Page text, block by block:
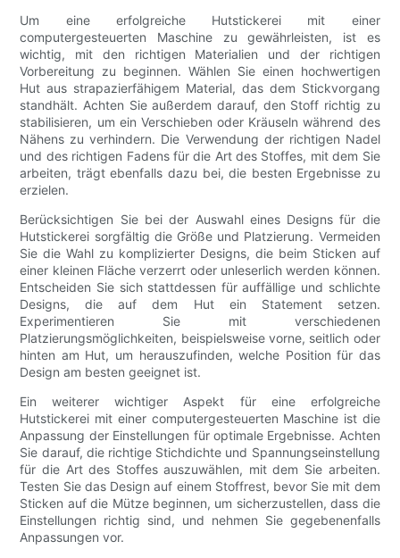
Um eine erfolgreiche Hutstickerei mit einer
computergesteuerten Maschine zu gewährleisten, ist es
wichtig, mit den richtigen Materialien und der richtigen
Vorbereitung zu beginnen. Wählen Sie einen hochwertigen
Hut aus strapazierfähigem Material, das dem Stickvorgang
standhält. Achten Sie außerdem darauf, den Stoff richtig zu
stabilisieren, um ein Verschieben oder Kräuseln während des
Nähens zu verhindern. Die Verwendung der richtigen Nadel
und des richtigen Fadens für die Art des Stoffes, mit dem Sie
arbeiten, trägt ebenfalls dazu bei, die besten Ergebnisse zu
erzielen.
Berücksichtigen Sie bei der Auswahl eines Designs für die
Hutstickerei sorgfältig die Größe und Platzierung. Vermeiden
Sie die Wahl zu komplizierter Designs, die beim Sticken auf
einer kleinen Fläche verzerrt oder unleserlich werden können.
Entscheiden Sie sich stattdessen für auffällige und schlichte
Designs, die auf dem Hut ein Statement setzen.
Experimentieren Sie mit verschiedenen
Platzierungsmöglichkeiten, beispielsweise vorne, seitlich oder
hinten am Hut, um herauszufinden, welche Position für das
Design am besten geeignet ist.
Ein weiterer wichtiger Aspekt für eine erfolgreiche
Hutstickerei mit einer computergesteuerten Maschine ist die
Anpassung der Einstellungen für optimale Ergebnisse. Achten
Sie darauf, die richtige Stichdichte und Spannungseinstellung
für die Art des Stoffes auszuwählen, mit dem Sie arbeiten.
Testen Sie das Design auf einem Stoffrest, bevor Sie mit dem
Sticken auf die Mütze beginnen, um sicherzustellen, dass die
Einstellungen richtig sind, und nehmen Sie gegebenenfalls
Anpassungen vor.